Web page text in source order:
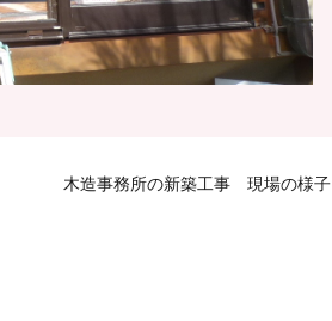
木造事務所の新築工事 現場の様子